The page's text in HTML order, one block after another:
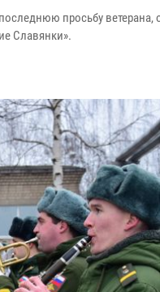
просьбу ветерана,
Славянки».